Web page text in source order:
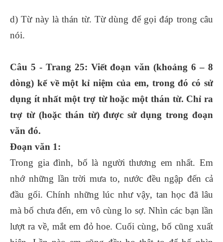
d) Từ này là thán từ. Từ dùng để gọi đáp trong câu
nói.
Câu 5 - Trang 25: Viết đoạn văn (khoảng 6 – 8
dòng) kể về một kỉ niệm của em, trong đó có sử
dụng ít nhất một trợ từ hoặc một thán từ. Chỉ ra
trợ từ (hoặc thán từ) được sử dụng trong đoạn
văn đó.
Đoạn văn 1:
Trong gia đình, bố là người thương em nhất. Em
nhớ những lần trời mưa to, nước đều ngập đến cả
đầu gối. Chính những lúc như vậy, tan học đã lâu
mà bố chưa đến, em vô cùng lo sợ. Nhìn các bạn lần
lượt ra về, mắt em đỏ hoe. Cuối cùng, bố cũng xuất